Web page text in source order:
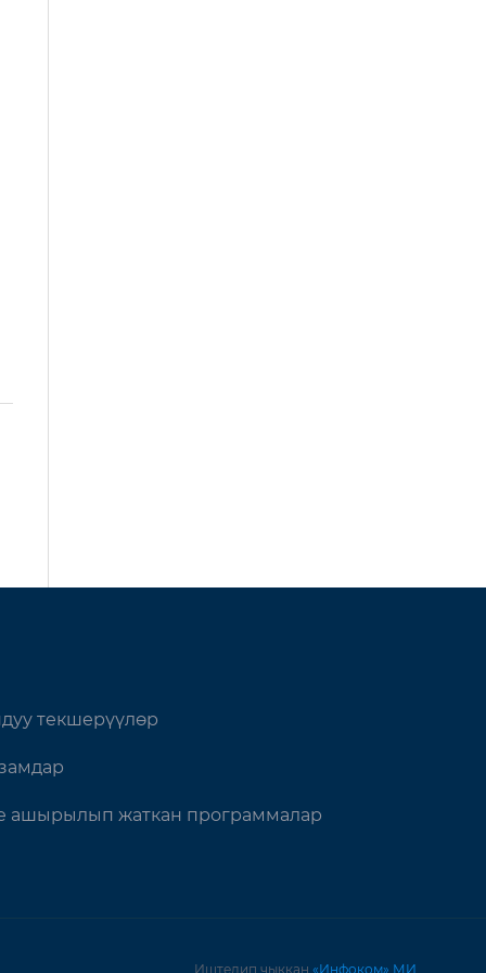
текшерүүлөр
ашырылып жаткан программалар
Иштелип чыккан «Инфоком» МИ